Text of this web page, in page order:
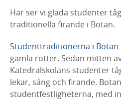
Här ser vi glada studenter
traditionella firande i Botan.
Studenttraditionerna i Botan
gamla rötter. Sedan mitten
Katedralskolans studenter
lekar, sång och firande. Botan
studentfestligheterna, med